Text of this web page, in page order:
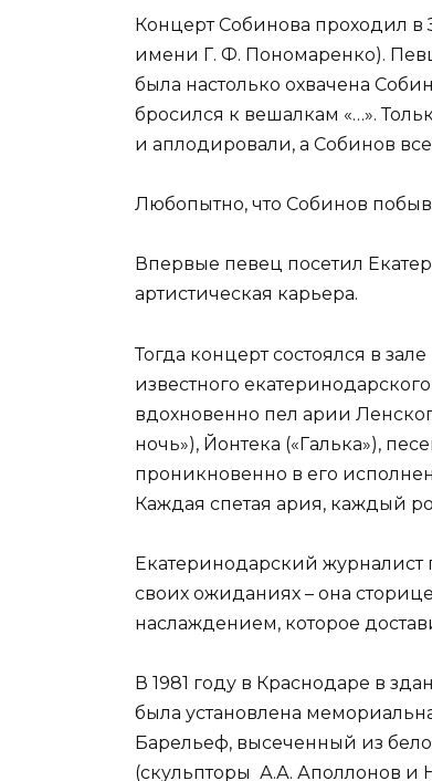
Концерт Собинова проходил
имени Г. Ф. Пономаренко).
была настолько охвачена
бросился к вешалкам «…».
и аплодировали, а Собинов
Любопытно, что Собинов
Впервые певец посетил
артистическая карьера.
Тогда концерт состоялся в
известного
вдохновенно пел арии
ночь»), Йонтека («Галька»),
проникновенно в его
Каждая спетая ария, каждый
Екатеринодарский журналист
своих ожиданиях – она
наслаждением, которое
В 1981 году в Краснодаре в
была установлена
Барельеф, высеченный из
(скульпторы А.А. Аполлонов и